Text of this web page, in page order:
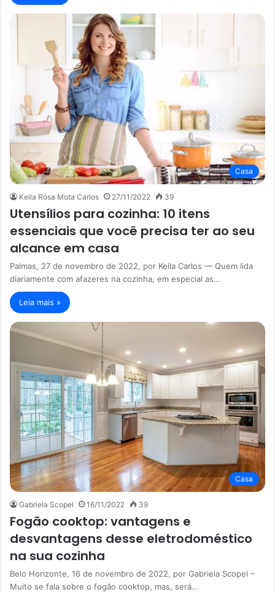
Casa
Keila Rosa Mota Carlos 27/11/2022 39
Utensílios para cozinha: 10 itens
essenciais que você precisa ter ao seu
alcance em casa
Palmas, 27 de novembro de 2022, por Keila Carlos — Quem lida
diariamente com afazeres na cozinha, em especial as…
Leia mais »
Casa
Gabriela Scopel 16/11/2022 39
Fogão cooktop: vantagens e
desvantagens desse eletrodoméstico
na sua cozinha
Belo Horizonte, 16 de novembro de 2022, por Gabriela Scopel –
Muito se fala sobre o fogão cooktop, mas, será…